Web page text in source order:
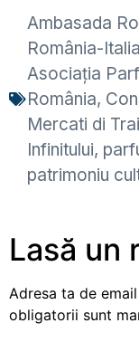
Ambasada
România-
Asociația
România,
Mercati di
Infinitului,
patrimoniu
Lasă un
Adresa ta de
obligatorii sunt